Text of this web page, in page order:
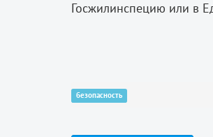
Госжилинспецию или в
безопасность